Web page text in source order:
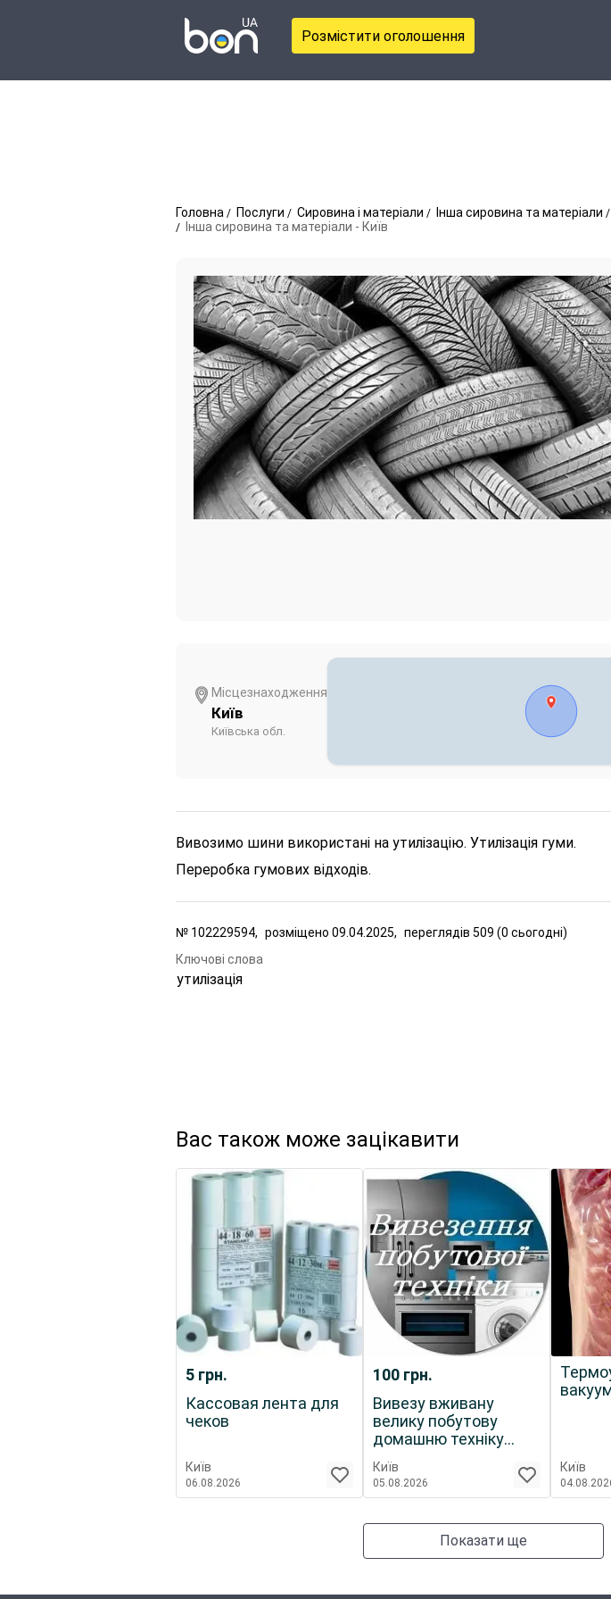
Розмістити оголошення
Головна Послуги Сировина і матеріали Інша сировина та матеріали
Інша сировина та матеріали - Київ
Місцезнаходження
Київ
Київська обл.
Вивозимо шини використані на утилізацію. Утилізація гуми.
Переробка гумових відходів.
№ 102229594, розміщено 09.04.2025, переглядів 509 (0 сьогодні)
Ключові слова
утилізація
Вас також може зацікавити
5 грн.
Кассовая лента для
чеков
Київ
06.08.2026
100 грн.
Вивезу вживану
велику побутову
домашню техніку
Київ
05.08.2026
Київ
Показати ще